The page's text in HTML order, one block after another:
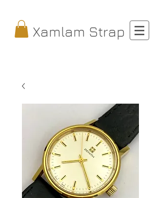
Xamlam Strap